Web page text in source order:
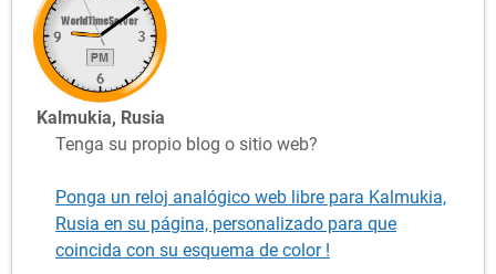
Kalmukia, Rusia
Tenga su propio blog o sitio web?
Ponga un reloj analógico web libre para Kalmukia,
Rusia en su página, personalizado para que
coincida con su esquema de color !